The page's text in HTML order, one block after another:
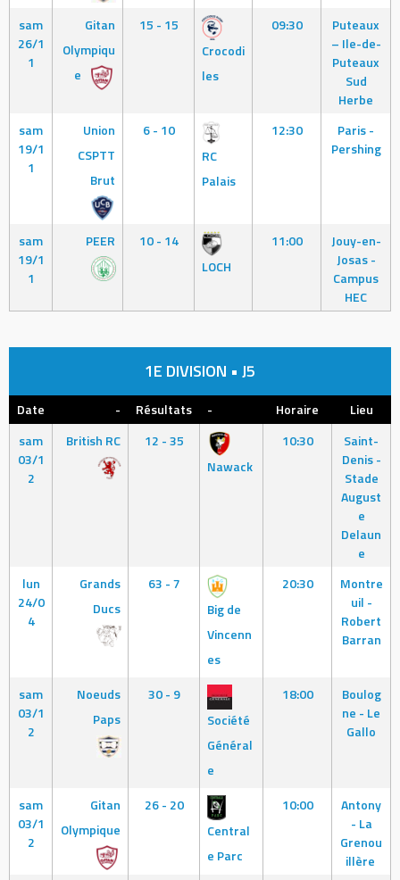
sam
26/1
1
Gitan
Olympiqu
e
15 - 15
Crocodi
les
09:30
Puteaux
– Ile-de-
Puteaux
Sud
Herbe
sam
19/1
1
Union
CSPTT
Brut
6 - 10
RC
Palais
12:30
Paris -
Pershing
sam
19/1
1
PEER
10 - 14
LOCH
11:00
Jouy-en-
Josas -
Campus
HEC
1E DIVISION • J5
Date - Résultats - Horaire
Lieu
sam
03/1
2
British RC
12 - 35
Nawack
10:30
Saint-
Denis -
Stade
August
e
Delaun
e
lun
24/0
4
Grands
Ducs
63 - 7
Big de
Vincenn
es
20:30
Montre
uil -
Robert
Barran
sam
03/1
2
Noeuds
Paps
30 - 9
Société
Général
e
18:00
Boulog
ne - Le
Gallo
sam
03/1
2
Gitan
Olympique
26 - 20
Central
e Parc
10:00
Antony
- La
Grenou
illère